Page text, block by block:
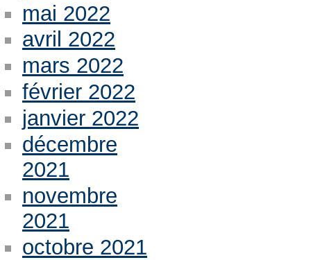
mai 2022
avril 2022
mars 2022
février 2022
janvier 2022
décembre
2021
novembre
2021
octobre 2021